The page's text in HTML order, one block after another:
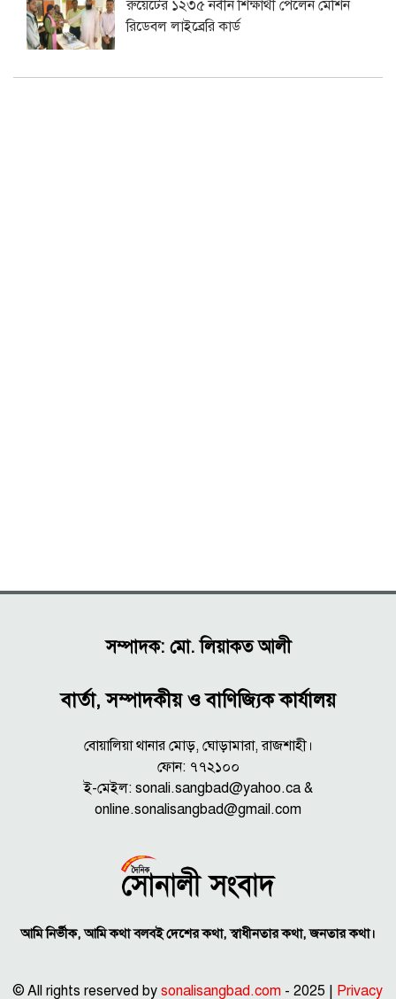
রুয়েটের ১২৩৫ নবীন শিক্ষার্থী পেলেন মেশিন
রিডেবল লাইব্রেরি কার্ড
সম্পাদক: মো. লিয়াকত আলী
বার্তা, সম্পাদকীয় ও বাণিজ্যিক কার্যালয়
বোয়ালিয়া থানার মোড়, ঘোড়ামারা, রাজশাহী।
ফোন: ৭৭২১০০
ই-মেইল: sonali.sangbad@yahoo.ca &
online.sonalisangbad@gmail.com
আমি নির্ভীক, আমি কথা বলবই দেশের কথা, স্বাধীনতার কথা, জনতার কথা।
© All rights reserved by sonalisangbad.com - 2025 | Privacy